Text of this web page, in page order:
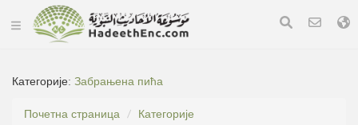
Категорије:Забрањена пића
Почетна страница
Категорије